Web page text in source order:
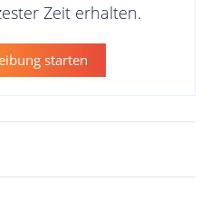
Zeit erhalten.
starten